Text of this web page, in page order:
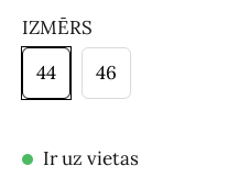
IZMĒRS
44
46
Ir uz vietas